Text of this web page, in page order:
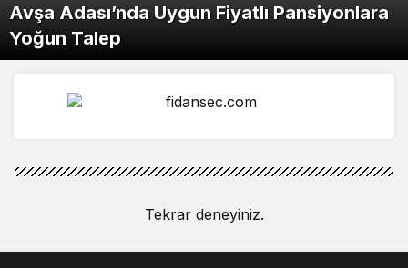
Avşa Adası’nda Uygun Fiyatlı Pansiyonlara
Yoğun Talep
Tekrar deneyiniz.